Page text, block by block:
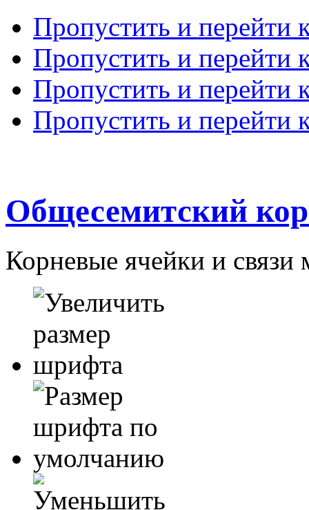
Пропустить и перейти
Пропустить и перейти
Пропустить и перейти
Пропустить и перейти
Общесемитский
Корневые ячейки и